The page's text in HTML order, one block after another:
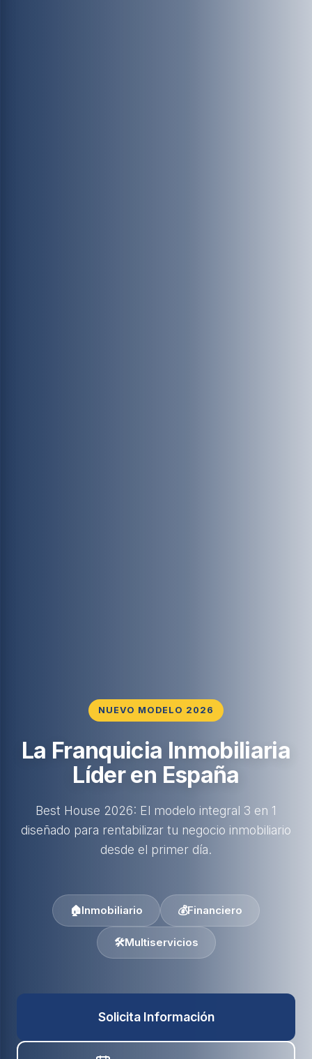
NUEVO MODELO 2026
La Franquicia Inmobiliaria
Líder en España
Best House 2026: El modelo integral 3 en 1
diseñado para rentabilizar tu negocio inmobiliario
desde el primer día.
🏠Inmobiliario 💰Financiero
🛠️Multiservicios
Solicita Información